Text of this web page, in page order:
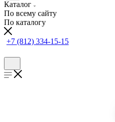
Каталог
По всему сайту
По каталогу
+7 (812) 334-15-15